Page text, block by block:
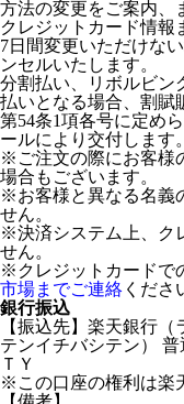
方法の変更をご案内、
クレジットカード情報
7日間変更いただけな
ンセルいたします。
分割払い、リボルビン
払いとなる場合、割賦
第54条1項各号に定め
ールにより交付します。
※ご注文の際にお客様
場合もございます。
※お客様と異なる名義
せん。
※決済システム上、ク
せん。
※クレジットカードで
市場までご連絡 くださ
銀行振込
【振込先】楽天銀行
テンイチバシテン） 普
ＴＹ
※この口座の権利は楽